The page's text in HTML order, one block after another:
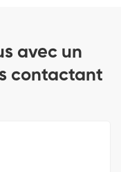
avec un
contactant